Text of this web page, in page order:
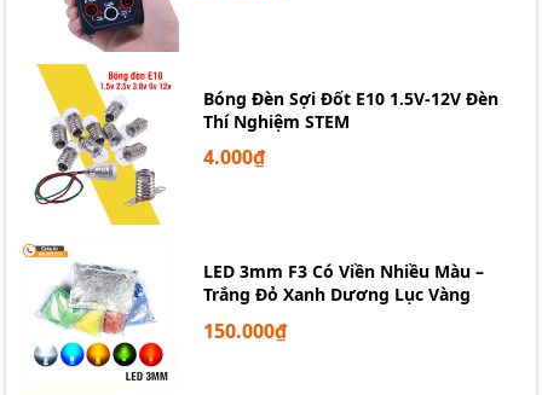
Bóng Đèn Sợi Đốt E10 1.5V-12V Đèn
Thí Nghiệm STEM
4.000₫
LED 3mm F3 Có Viền Nhiều Màu –
Trắng Đỏ Xanh Dương Lục Vàng
150.000₫